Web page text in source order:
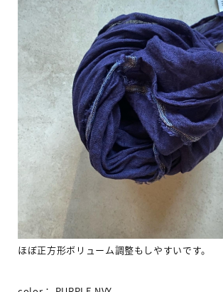
ほぼ正方形ボリューム調整もしやすいです。